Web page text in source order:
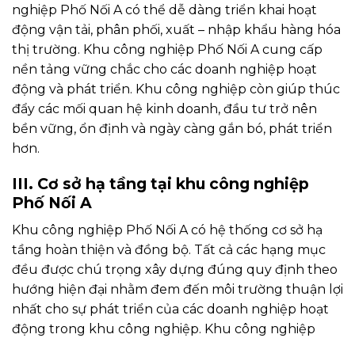
nghiệp Phố Nối A có thể dễ dàng triển khai hoạt
động vận tải, phân phối, xuất – nhập khẩu hàng hóa
thị trường. Khu công nghiệp Phố Nối A cung cấp
nền tảng vững chắc cho các doanh nghiệp hoạt
động và phát triển. Khu công nghiệp còn giúp thúc
đẩy các mối quan hệ kinh doanh, đầu tư trở nên
bền vững, ổn định và ngày càng gắn bó, phát triển
hơn.
III. Cơ sở hạ tầng tại khu công nghiệp
Phố Nối A
Khu công nghiệp Phố Nối A có hệ thống cơ sở hạ
tầng hoàn thiện và đồng bộ. Tất cả các hạng mục
đều được chú trọng xây dựng đúng quy định theo
hướng hiện đại nhằm đem đến môi trường thuận lợi
nhất cho sự phát triển của các doanh nghiệp hoạt
động trong khu công nghiệp. Khu công nghiệp